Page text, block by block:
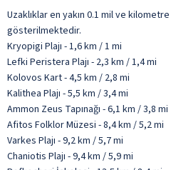
Uzaklıklar en yakın 0.1 mil ve
gösterilmektedir.
Kryopigi Plajı - 1,6 km / 1 mi
Lefki Peristera Plajı - 2,3 km / 1,4 mi
Kolovos Kart - 4,5 km / 2,8 mi
Kalithea Plajı - 5,5 km / 3,4 mi
Ammon Zeus Tapınağı - 6,1 km / 3,8 mi
Afitos Folklor Müzesi - 8,4 km / 5,2 mi
Varkes Plajı - 9,2 km / 5,7 mi
Chaniotis Plajı - 9,4 km / 5,9 mi